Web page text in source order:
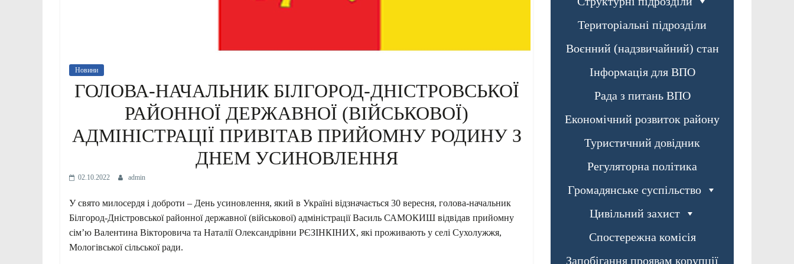
Новини
ГОЛОВА-НАЧАЛЬНИК БІЛГОРОД-ДНІСТРОВСЬКОЇ
РАЙОННОЇ ДЕРЖАВНОЇ (ВІЙСЬКОВОЇ)
АДМІНІСТРАЦІЇ ПРИВІТАВ ПРИЙОМНУ РОДИНУ З
ДНЕМ УСИНОВЛЕННЯ
02.10.2022 admin
У свято милосердя і доброти – День усиновлення, який в Україні відзначається 30 вересня, голова-начальник
Білгород-Дністровської районної державної (військової) адміністрації Василь САМОКИШ відвідав прийомну
сім’ю Валентина Вікторовича та Наталії Олександрівни РЄЗІНКІНИХ, які проживають у селі Сухолужжя,
Мологівської сільської ради.
Територіальні підрозділи
Воєнний (надзвичайний) стан
Інформація для ВПО
Рада з питань ВПО
Економічний розвиток району
Туристичний довідник
Регуляторна політика
Громадянське суспільство
Цивільний захист
Спостережна комісія
Запобігання проявам корупції